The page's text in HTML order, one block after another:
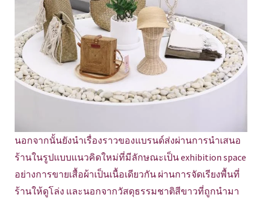
นอกจากนั้นยังนำเรื่องราวของแบรนด์ส่งผ่านการนำเสนอ
ร้านในรูปแบบแนวคิดใหม่ที่มีลักษณะเป็น exhibition space
อย่างการขายเสื้อผ้าเป็นเนื้อเดียวกัน ผ่านการจัดเรียงพื้นที่
ร้านให้ดูโล่ง และนอกจากวัสดุธรรมชาติสีขาวที่ถูกนำมา